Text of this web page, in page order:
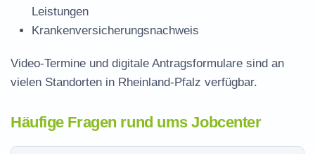
Leistungen
Krankenversicherungsnachweis
Video-Termine und digitale Antragsformulare sind an
vielen Standorten in Rheinland-Pfalz verfügbar.
Häufige Fragen rund ums Jobcenter